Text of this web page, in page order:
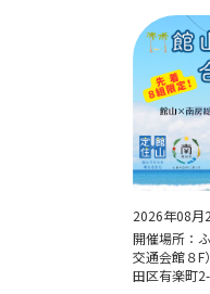
2026年08月
開催場所：
交通会館８F
田区有楽町2-